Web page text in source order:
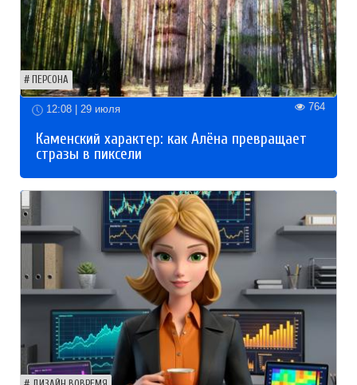
ПЕРСОНА
12:08 | 29 июля 764
Каменский характер: как Алёна превращает
стразы в пиксели